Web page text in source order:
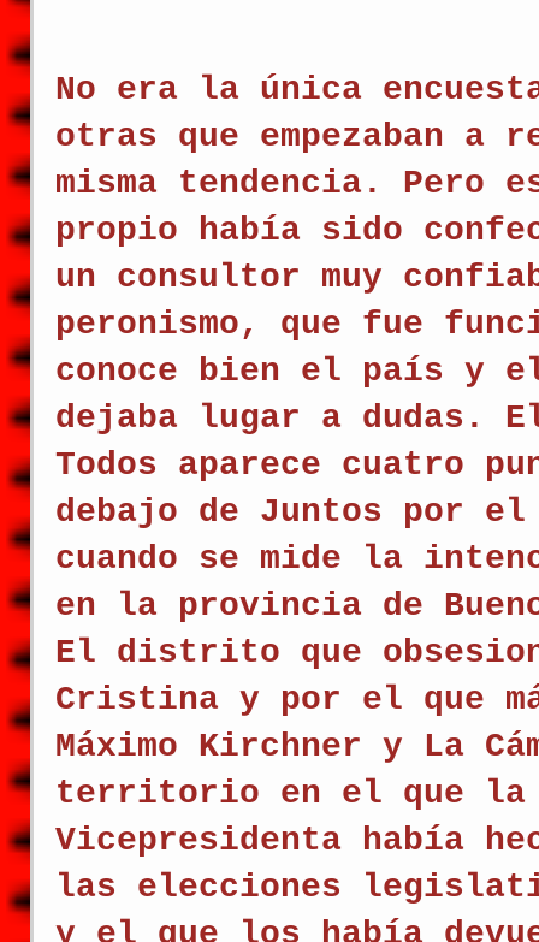
No era la única
otras que empezaban
misma tendencia. Pero
propio había sido
un consultor muy
peronismo, que fue
conoce bien el país y
dejaba lugar a dudas.
Todos aparece cuatro
debajo de Juntos por el
cuando se mide la
en la provincia de
El distrito que
Cristina y por el que
Máximo Kirchner y La
territorio en el que
Vicepresidenta había
las elecciones
y el que los había